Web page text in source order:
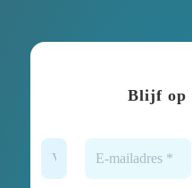
Blijf op